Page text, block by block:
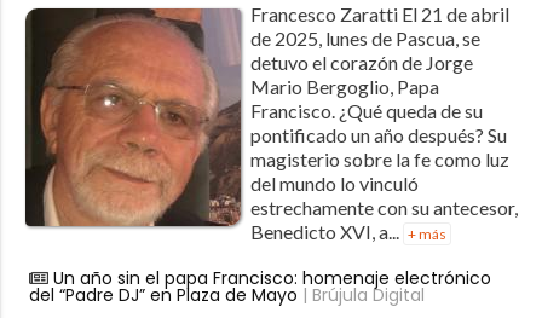
Francesco Zaratti El 21 de abril
de 2025, lunes de Pascua, se
detuvo el corazón de Jorge
Mario Bergoglio, Papa
Francisco. ¿Qué queda de su
pontificado un año después? Su
magisterio sobre la fe como luz
del mundo lo vinculó
estrechamente con su antecesor,
Benedicto XVI, a... + más
Un año sin el papa Francisco: homenaje electrónico
del “Padre DJ” en Plaza de Mayo | Brújula Digital